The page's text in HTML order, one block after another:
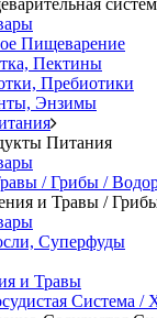
Пищеварение
Пектины
Пребиотики
Энзимы
Питания
/ Грибы /
и Травы /
Суперфуды
и Травы
Система